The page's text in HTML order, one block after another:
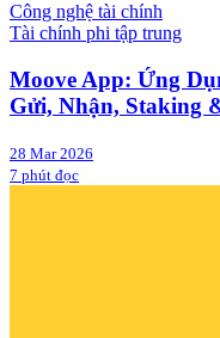
Công nghệ tài chính
Tài chính phi tập trung
Moove App: Ứng
Gửi, Nhận, Staking
28 Mar 2026
7 phút đọc